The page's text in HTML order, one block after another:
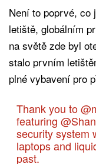
Není to poprvé, co
letiště, globálním
na světě zde byl
stalo prvním
plné vybavení pro
Thank you to
featuring
security system
laptops and
past.